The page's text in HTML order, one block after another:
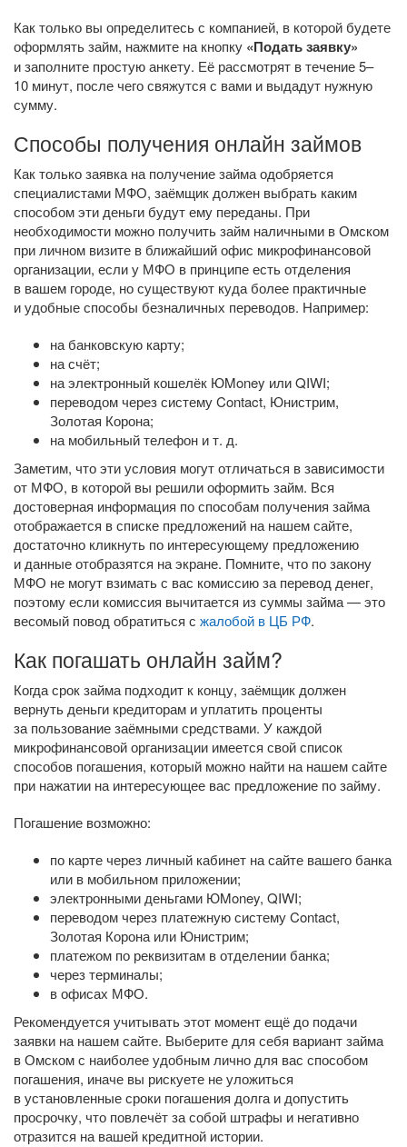
Как только вы определитесь с компанией, в которой будете
оформлять займ, нажмите на кнопку «Подать заявку»
и заполните простую анкету. Её рассмотрят в течение 5–
10 минут, после чего свяжутся с вами и выдадут нужную
сумму.
Способы получения онлайн займов
Как только заявка на получение займа одобряется
специалистами МФО, заёмщик должен выбрать каким
способом эти деньги будут ему переданы. При
необходимости можно получить займ наличными в Омском
при личном визите в ближайший офис микрофинансовой
организации, если у МФО в принципе есть отделения
в вашем городе, но существуют куда более практичные
и удобные способы безналичных переводов. Например:
на банковскую карту;
на счёт;
на электронный кошелёк ЮMoney или QIWI;
переводом через систему Contact, Юнистрим,
Золотая Корона;
на мобильный телефон и т. д.
Заметим, что эти условия могут отличаться в зависимости
от МФО, в которой вы решили оформить займ. Вся
достоверная информация по способам получения займа
отображается в списке предложений на нашем сайте,
достаточно кликнуть по интересующему предложению
и данные отобразятся на экране. Помните, что по закону
МФО не могут взимать с вас комиссию за перевод денег,
поэтому если комиссия вычитается из суммы займа — это
весомый повод обратиться с жалобой в ЦБ РФ.
Как погашать онлайн займ?
Когда срок займа подходит к концу, заёмщик должен
вернуть деньги кредиторам и уплатить проценты
за пользование заёмными средствами. У каждой
микрофинансовой организации имеется свой список
способов погашения, который можно найти на нашем сайте
при нажатии на интересующее вас предложение по займу.
Погашение возможно:
по карте через личный кабинет на сайте вашего банка
или в мобильном приложении;
электронными деньгами ЮMoney, QIWI;
переводом через платежную систему Contact,
Золотая Корона или Юнистрим;
платежом по реквизитам в отделении банка;
через терминалы;
в офисах МФО.
Рекомендуется учитывать этот момент ещё до подачи
заявки на нашем сайте. Выберите для себя вариант займа
в Омском с наиболее удобным лично для вас способом
погашения, иначе вы рискуете не уложиться
в установленные сроки погашения долга и допустить
просрочку, что повлечёт за собой штрафы и негативно
отразится на вашей кредитной истории.